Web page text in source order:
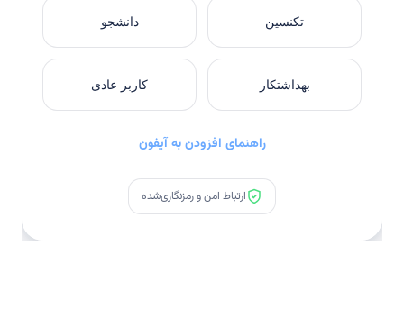
تکنسین دانشجو
بهداشتکار کاربر عادی
راهنمای افزودن به آیفون
ارتباط امن و رمزنگاری‌شده